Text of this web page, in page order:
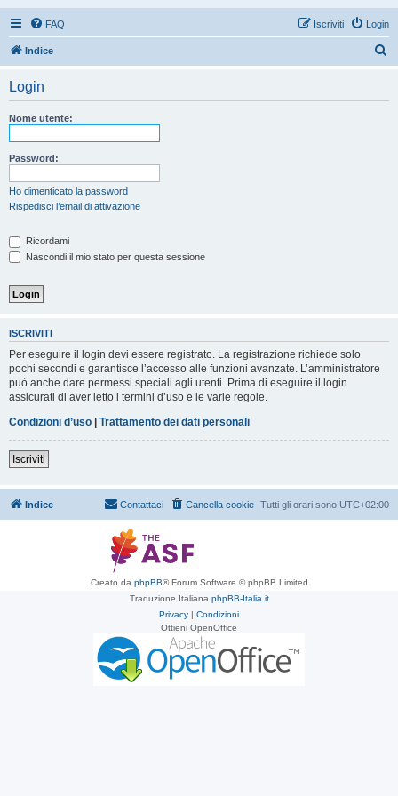
FAQ Login
Iscriviti
Indice
Login
Nome utente:
Password:
Ho dimenticato la password
Rispedisci l’email di attivazione
Ricordami
Nascondi il mio stato per questa sessione
ISCRIVITI
Per eseguire il login devi essere registrato. La registrazione richiede solo
pochi secondi e garantisce l’accesso alle funzioni avanzate. L’amministratore
può anche dare permessi speciali agli utenti. Prima di eseguire il login
assicurati di aver letto i termini d’uso e le varie regole.
Condizioni d’uso | Trattamento dei dati personali
Iscriviti
Indice Tutti gli orari sono UTC+02:00
Cancella cookie
Contattaci
Creato da phpBB® Forum Software © phpBB Limited
Traduzione Italiana phpBB-Italia.it
Privacy | Condizioni
Ottieni OpenOffice